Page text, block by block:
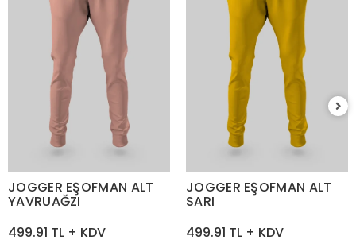
JOGGER EŞOFMAN ALT
YAVRUAĞZI
499.91 TL + KDV
JOGGER EŞOFMAN ALT
SARI
499.91 TL + KDV